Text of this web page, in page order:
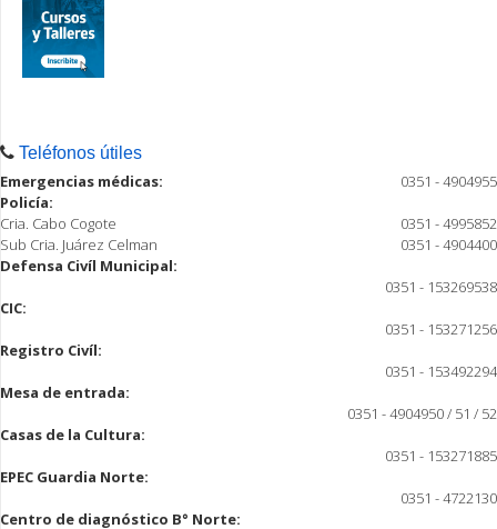
Teléfonos útiles
Emergencias médicas:
0351 - 4904955
Policía:
Cria. Cabo Cogote
0351 - 4995852
Sub Cria. Juárez Celman
0351 - 4904400
Defensa Civíl Municipal:
0351 - 153269538
CIC:
0351 - 153271256
Registro Civíl:
0351 - 153492294
Mesa de entrada:
0351 - 4904950 / 51 / 52
Casas de la Cultura:
0351 - 153271885
EPEC Guardia Norte:
0351 - 4722130
Centro de diagnóstico B° Norte: